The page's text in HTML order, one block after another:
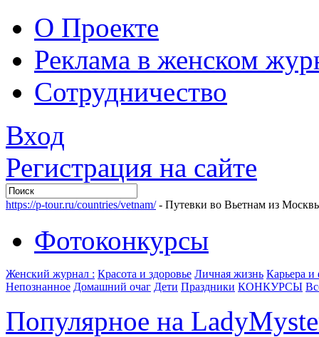
О Проекте
Реклама в женском
Сотрудничество
Вход
Регистрация на сайте
https://p-tour.ru/countries/vetnam/- Путевки во Вьетнам из
Фотоконкурсы
Женский журнал : Красота и здоровье Личная жизнь Карьера
Непознанное Домашний очаг Дети Праздники КОНКУРСЫ
Популярное на